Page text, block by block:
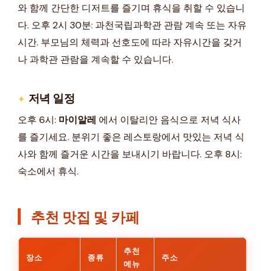
와 함께 간단한 디저트를 즐기며 휴식을 취할 수 있습니
다. 오후 2시 30분: 과천국립과학관 관람 계속 또는 자유
시간. 부모님의 체력과 선호도에 따라 자유시간을 갖거
나 과학관 관람을 계속할 수 있습니다.
저녁 일정
오후 6시: 마이알레 에서 이탈리안 음식으로 저녁 식사
를 즐기세요. 분위기 좋은 레스토랑에서 맛있는 저녁 식
사와 함께 즐거운 시간을 보내시기 바랍니다. 오후 8시:
숙소에서 휴식.
추천 맛집 및 카페
장소 종류
추천
메뉴
주소